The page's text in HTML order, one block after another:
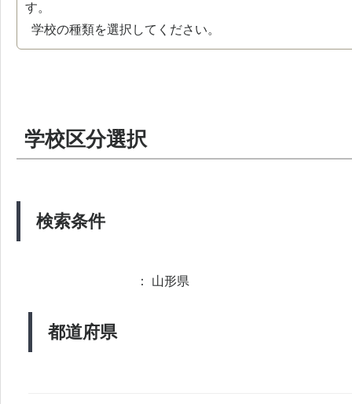
す。
学校の種類を選択してください。
学校区分選択
検索条件
都道府県
： 山形県